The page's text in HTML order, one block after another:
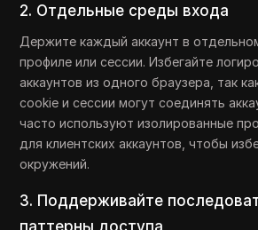
2. Отдельные среды входа
Держите каждый аккаунт в
профиле или сессии. Избегайте
аккаунтов из одного браузера, так
cookie и сессии могут соединять
часто используют изолированные
для клиентских аккаунтов, чтобы
окружений.
3. Поддерживайте
паттерны доступа